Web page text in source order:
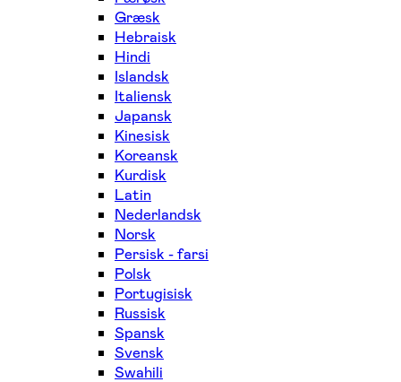
Græsk
Hebraisk
Hindi
Islandsk
Italiensk
Japansk
Kinesisk
Koreansk
Kurdisk
Latin
Nederlandsk
Norsk
Persisk - farsi
Polsk
Portugisisk
Russisk
Spansk
Svensk
Swahili